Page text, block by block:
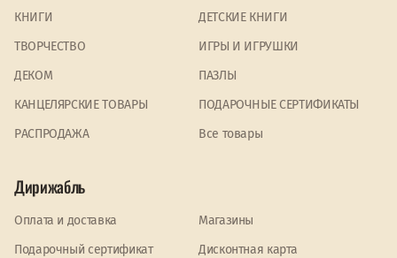
КНИГИ
ДЕТСКИЕ КНИГИ
ТВОРЧЕСТВО
ИГРЫ И ИГРУШКИ
ДЕКОМ
ПАЗЛЫ
КАНЦЕЛЯРСКИЕ ТОВАРЫ
ПОДАРОЧНЫЕ СЕРТИФИКАТЫ
PАСПРОДАЖА
Все товары
Дирижабль
Оплата и доставка
Магазины
Подарочный сертификат
Дисконтная карта